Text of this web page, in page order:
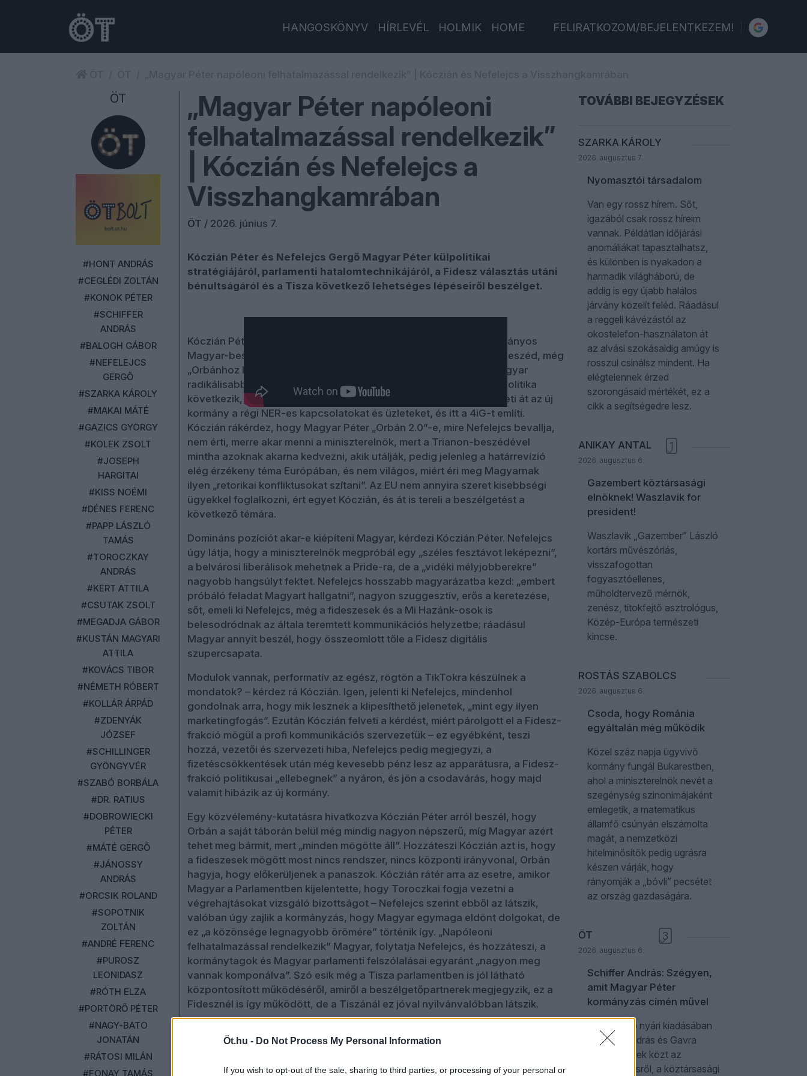
Öt.hu - Do Not Process My Personal Information
If you wish to opt-out of the sale, sharing to third parties, or processing of your personal or
HANGOSKÖNYV HÍRLEVÉL HOLMIK HOME FELIRATKOZOM/BEJELENTKEZEM!
„Magyar Péter napóleoni
felhatalmazással rendelkezik”
| Kóczián és Nefelejcs a
Visszhangkamrában
ÖT / 2026. június 7.
Kóczián Péter és Nefelejcs Gergő Magyar Péter külpolitikai
stratégiájáról, parlamenti hatalomtechnikájáról, a Fidesz választás utáni
bénultságáról és a Tisza következő lehetséges lépéseiről beszélget.
Kóczián Péter a Trianon-évforduló kapcsán elmondott, nem szokványos
Magyar-beszéddel kezdi. Nefelejcs Gergő szerint is provokatív a beszéd, még
„Orbánhoz képest is kemény szöveg” hangzott el. Retorikailag Magyar
radikálisabb Orbánnál, állapítja meg Nefelejcs. Ezután az európai politika
következik, Nefelejcs a politikai dilemmát abban látja, hogyan veheti át az új
kormány a régi NER-es kapcsolatokat és üzleteket, és itt a 4iG-t említi.
Kóczián rákérdez, hogy Magyar Péter „Orbán 2.0”-e, mire Nefelejcs bevallja,
nem érti, merre akar menni a miniszterelnök, mert a Trianon-beszédével
mintha azoknak akarna kedvezni, akik utálják, pedig jelenleg a határrevízió
elég érzékeny téma Európában, és nem világos, miért éri meg Magyarnak
ilyen „retorikai konfliktusokat szítani”. Az EU nem annyira szeret kisebbségi
ügyekkel foglalkozni, ért egyet Kóczián, és át is tereli a beszélgetést a
következő témára.
Domináns pozíciót akar-e kiépíteni Magyar, kérdezi Kóczián Péter. Nefelejcs
úgy látja, hogy a miniszterelnök megpróbál egy „széles fesztávot leképezni”,
a belvárosi liberálisok mehetnek a Pride-ra, de a „vidéki mélyjobberekre”
nagyobb hangsúlyt fektet. Nefelejcs hosszabb magyarázatba kezd: „embert
próbáló feladat Magyart hallgatni”, nagyon szuggesztív, erős a keretezése,
sőt, emeli ki Nefelejcs, még a fideszesek és a Mi Hazánk-osok is
belesodródnak az általa teremtett kommunikációs helyzetbe; ráadásul
Magyar annyit beszél, hogy összeomlott tőle a Fidesz digitális
szupercsapata.
Modulok vannak, performatív az egész, rögtön a TikTokra készülnek a
mondatok? – kérdez rá Kóczián. Igen, jelenti ki Nefelejcs, mindenhol
gondolnak arra, hogy mik lesznek a klipesíthető jelenetek, „mint egy ilyen
marketingfogás”. Ezután Kóczián felveti a kérdést, miért párolgott el a Fidesz-
frakció mögül a profi kommunikációs szervezetük – ez egyébként, teszi
hozzá, vezetői és szervezeti hiba, Nefelejcs pedig megjegyzi, a
fizetéscsökkentések után még kevesebb pénz lesz az apparátusra, a Fidesz-
frakció politikusai „ellebegnek” a nyáron, és jön a csodavárás, hogy majd
valamit hibázik az új kormány.
Egy közvélemény-kutatásra hivatkozva Kóczián Péter arról beszél, hogy
Orbán a saját táborán belül még mindig nagyon népszerű, míg Magyar azért
tehet meg bármit, mert „minden mögötte áll”. Hozzáteszi Kóczián azt is, hogy
a fideszesek mögött most nincs rendszer, nincs központi irányvonal, Orbán
hagyja, hogy előkerüljenek a panaszok. Kóczián rátér arra az esetre, amikor
Magyar a Parlamentben kijelentette, hogy Toroczkai fogja vezetni a
végrehajtásokat vizsgáló bizottságot – Nefelejcs szerint ebből az látszik,
valóban úgy zajlik a kormányzás, hogy Magyar egymaga eldönt dolgokat, de
ez „a közönsége legnagyobb örömére” történik így. „Napóleoni
felhatalmazással rendelkezik” Magyar, folytatja Nefelejcs, és hozzáteszi, a
kormánytagok és Magyar parlamenti felszólalásai egyaránt „nagyon meg
vannak komponálva”. Szó esik még a Tisza parlamentben is jól látható
központosított működéséről, amiről a beszélgetőpartnerek megjegyzik, ez a
Fidesznél is így működött, de a Tiszánál ez jóval nyilvánvalóbban látszik.
ezzel összefüggésben – az előrehozott önkormányzati választás kérdése
Nefelejcs szerint ez „indoknak talán szűk”, de látja a stratégiai értelmét: sokan
ÖT
#HONT ANDRÁS
#CEGLÉDI ZOLTÁN
#KONOK PÉTER
#SCHIFFER
ANDRÁS
#BALOGH GÁBOR
#NEFELEJCS
GERGŐ
#SZARKA KÁROLY
#MAKAI MÁTÉ
#GAZICS GYÖRGY
#KOLEK ZSOLT
#JOSEPH
HARGITAI
#KISS NOÉMI
#DÉNES FERENC
#PAPP LÁSZLÓ
TAMÁS
#TOROCZKAY
ANDRÁS
#KERT ATTILA
#CSUTAK ZSOLT
#MEGADJA GÁBOR
#KUSTÁN MAGYARI
ATTILA
#KOVÁCS TIBOR
#NÉMETH RÓBERT
#KOLLÁR ÁRPÁD
#ZDENYÁK
JÓZSEF
#SCHILLINGER
GYÖNGYVÉR
#SZABÓ BORBÁLA
#DR. RATIUS
#DOBROWIECKI
PÉTER
#MÁTÉ GERGŐ
#JÁNOSSY
ANDRÁS
#ORCSIK ROLAND
#SOPOTNIK
ZOLTÁN
#ANDRÉ FERENC
#PUROSZ
LEONIDASZ
#RÓTH ELZA
#PORTÖRŐ PÉTER
#NAGY-BATO
JONATÁN
#RÁTOSI MILÁN
#FONAY TAMÁS
TOVÁBBI BEJEGYZÉSEK
SZARKA KÁROLY
2026. augusztus 7.
Nyomasztói társadalom
Van egy rossz hírem. Sőt,
igazából csak rossz híreim
vannak. Példátlan időjárási
anomáliákat tapasztalhatsz,
és különben is nyakadon a
harmadik világháború, de
addig is egy újabb halálos
járvány közelít feléd. Ráadásul
a reggeli kávézástól az
okostelefon-használaton át
az alvási szokásaidig amúgy is
rosszul csinálsz mindent. Ha
elégtelennek érzed
szorongásaid mértékét, ez a
cikk a segítségedre lesz.
ANIKAY ANTAL
2026. augusztus 6.
1
Gazembert köztársasági
elnöknek! Waszlavik for
president!
Waszlavik „Gazember” László
kortárs művészóriás,
visszafogottan
fogyasztóellenes,
műholdtervező mérnök,
zenész, titokfejtő asztrológus,
Közép-Európa természeti
kincse.
ROSTÁS SZABOLCS
2026. augusztus 6.
Csoda, hogy Románia
egyáltalán még működik
Közel száz napja ügyvivő
kormány fungál Bukarestben,
ahol a miniszterelnök nevét a
szegénység szinonimájaként
emlegetik, a matematikus
államfő csúnyán elszámolta
magát, a nemzetközi
hitelminősítők pedig ugrásra
készen várják, hogy
rányomják a „bóvli” pecsétet
az ország gazdaságára.
ÖT
2026. augusztus 6.
3
Schiffer András: Szégyen,
amit Magyar Péter
kormányzás címén művel
A Közelkép nyári kiadásában
Schiffer András és Gavra
Gábor többek közt az
energiakrízisről, a köztársasági